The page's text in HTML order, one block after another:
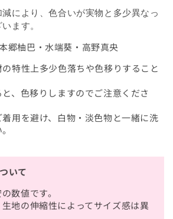
により、色合いが実物と多少異なっ
ます。
郷柚巴・水端葵・高野真央
特性上多少色落ちや色移りすること
、色移りしますのでご注意くださ
用を避け、白物・淡色物と一緒に洗
いて
数値です。
地の伸縮性によってサイズ感は異